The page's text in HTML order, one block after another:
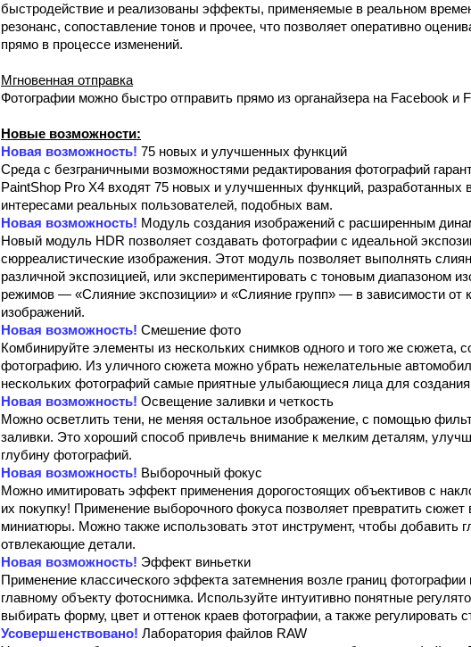
быстродействие и реализованы эффекты, применяемые в реальном
резонанс, сопоставление тонов и прочее, что позволяет оперативно
прямо в процессе изменений.
Мгновенная отправка
Фотографии можно быстро отправить прямо из органайзера на Facebook и
Новые возможности:
Новая возможность! 75 новых и улучшенных функций
Среда с безграничными возможностями редактирования фотографий
PaintShop Pro X4 входят 75 новых и улучшенных функций, разработанных
интересами реальных пользователей, подобных вам.
Новая возможность! Модуль создания изображений с расширенным
Новый модуль HDR позволяет создавать фотографии с идеальной
сюрреалистические изображения. Этот модуль позволяет выполнять
различной экспозицией, или экспериментировать с тоновым диапазоном
режимов — «Слияние экспозиции» и «Слияние групп» — в зависимости от
изображений.
Новая возможность! Смешение фото
Комбинируйте элементы из нескольких снимков одного и того же сюжета,
фотографию. Из уличного сюжета можно убрать нежелательные
нескольких фотографий самые приятные улыбающиеся лица для создания
Новая возможность! Освещение заливки и четкость
Можно осветлить тени, не меняя остальное изображение, с помощью
заливки. Это хороший способ привлечь внимание к мелким деталям,
глубину фотографий.
Новая возможность! Выборочный фокус
Можно имитировать эффект применения дорогостоящих объективов с
их покупку! Применение выборочного фокуса позволяет превратить
миниатюры. Можно также использовать этот инструмент, чтобы добавить
отвлекающие детали.
Новая возможность! Эффект виньетки
Применение классического эффекта затемнения возле границ
главному объекту фотоснимка. Используйте интуитивно понятные
выбирать форму, цвет и оттенок краев фотографии, а также регулировать
Усовершенствовано! Лаборатория файлов RAW